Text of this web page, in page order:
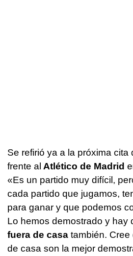
Se refirió ya a la próxima cita
frente al Atlético de Madrid
«Es un partido muy difícil,
cada partido que jugamos,
para ganar y que podemos
Lo hemos demostrado y hay
fuera de casa también.
de casa son la mejor